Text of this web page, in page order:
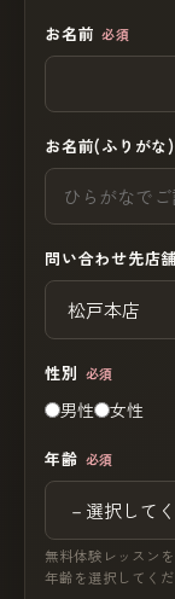
お名前 必須
お名前(ふりがな)
問い合わせ先店
性別 必須
男性 女性
年齢 必須
無料体験レッスン
年齢を選択してくだ